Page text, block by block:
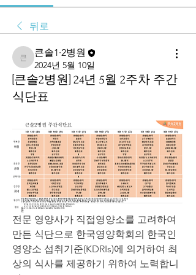
뒤로
큰솔1·2병원
큰솔1·2병원
2024년 5월 10일
[큰솔2병원] 24년 5월 2주차 주간
식단표
전문 영양사가 직접영양소를 고려하여
만든 식단으로 한국영양학회의 한국인
영양소 섭취기준(KDRIs)에 의거하여 최
상의 식사를 제공하기 위하여 노력합니